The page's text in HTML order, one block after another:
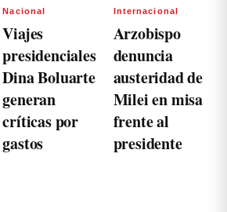
Nacional
Viajes
presidenciales
Dina Boluarte
generan
críticas por
gastos
Internacional
Arzobispo
denuncia
austeridad de
Milei en misa
frente al
presidente